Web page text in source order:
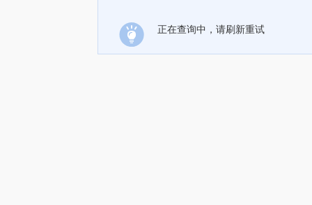
正在查询中，请刷新重试